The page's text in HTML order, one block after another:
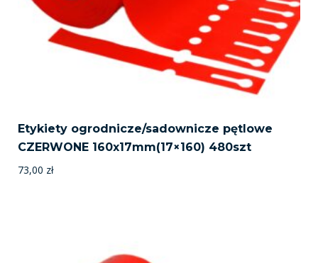
Etykiety ogrodnicze/sadownicze pętlowe
CZERWONE 160x17mm(17×160) 480szt
73,00 zł